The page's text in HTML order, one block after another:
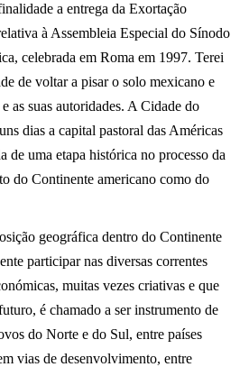
a entrega da Exortação
à Assembleia Especial do Sínodo
celebrada em Roma em 1997. Terei
de voltar a pisar o solo mexicano e
as suas autoridades. A Cidade do
dias a capital pastoral das Américas
de uma etapa histórica no processo da
do Continente americano como do
geográfica dentro do Continente
participar nas diversas correntes
muitas vezes criativas e que
é chamado a ser instrumento de
do Norte e do Sul, entre países
vias de desenvolvimento, entre